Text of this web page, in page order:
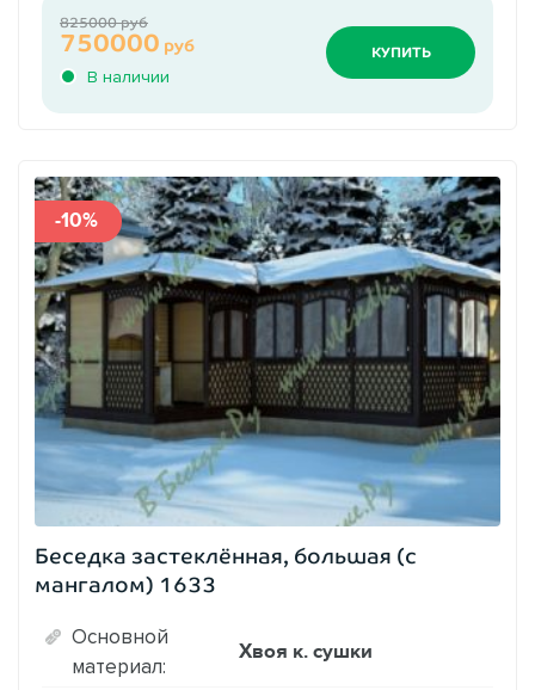
В наличии
750000 руб
825000 руб
КУПИТЬ
-10%
Беседка застеклённая, большая (с
мангалом) 1633
Основной
материал:
Хвоя к. сушки